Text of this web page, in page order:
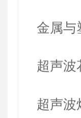
金属与
超声波
超声波